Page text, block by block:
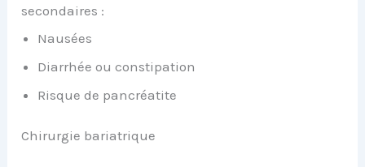
secondaires :
Nausées
Diarrhée ou constipation
Risque de pancréatite
Chirurgie bariatrique